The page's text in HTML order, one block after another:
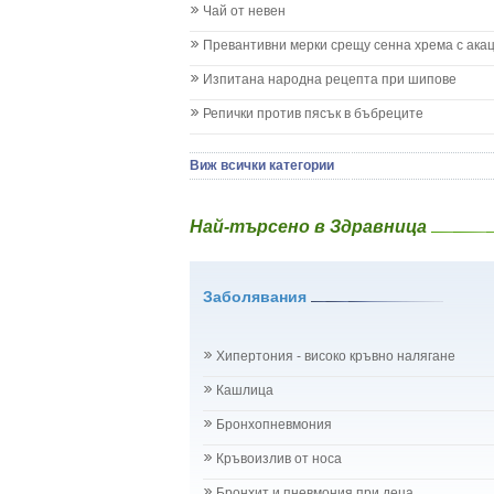
Кашлица при бебето и детето
Колики
Менингит
Млечница
Нощно напикаване - енуреза
Плач
Проблеми с очите на бебето и детето
Рубеола
Температура - висока
Хрема при бебето и детето
Бъбреци
Бъбречна поликистоза
Чай от невен
Превантивни мерки срещу сенна хрема с
Изпитана народна рецепта при шипове
Репички против пясък в бъбреците
Виж всички категории
Най-търсено в Здравница
Заболявания
Хипертония - високо кръвно налягане
Кашлица
Бронхопневмония
Кръвоизлив от носа